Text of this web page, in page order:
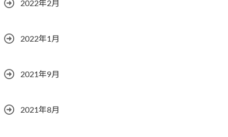
2022年2月
2022年1月
2021年9月
2021年8月